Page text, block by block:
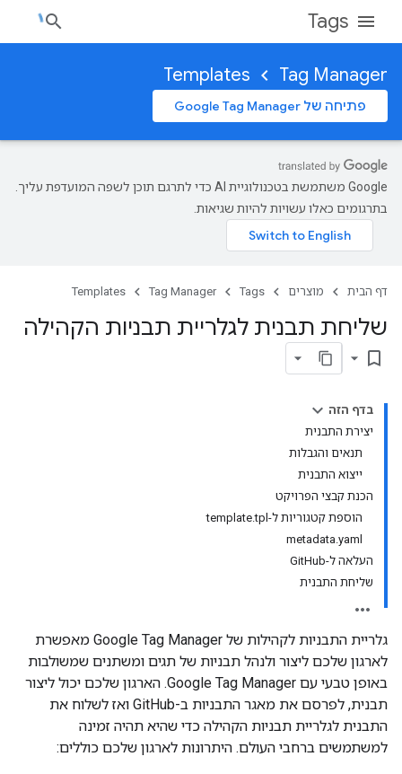
Tags
Tag Manager
Templates
פתיחה של Google Tag Manager
‫Google משתמשת בטכנולוגיית AI כדי לתרגם תוכן לשפה המועדפת עליך.
בתרגומים כאלו עשויות להיות שגיאות.
דף הבית מוצרים Tags
Tag Manager
Templates
שליחת תבנית לגלריית תבניות הקהילה
bookmark_border
בדף הזה
יצירת התבנית
תנאים והגבלות
ייצוא התבנית
הכנת קבצי הפרויקט
הוספת קטגוריות ל-template.tpl
metadata.yaml
העלאה ל-GitHub
שליחת התבנית
גלריית התבניות לקהילות של Google Tag Manager מאפשרת
לארגון שלכם ליצור ולנהל תבניות של תגים ומשתנים שמשולבות
באופן טבעי עם Google Tag Manager. הארגון שלכם יכול ליצור
תבנית, לפרסם את מאגר התבניות ב-GitHub ואז לשלוח את
התבנית לגלריית תבניות הקהילה כדי שהיא תהיה זמינה
למשתמשים ברחבי העולם. היתרונות לארגון שלכם כוללים: